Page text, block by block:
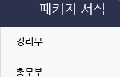
패키지 서식
경리부
총무부